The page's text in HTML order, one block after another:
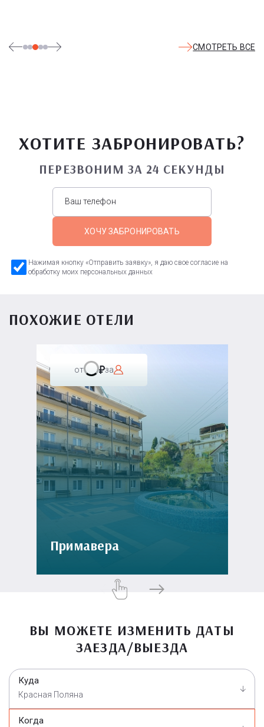
СМОТРЕТЬ ВСЕ
ХОТИТЕ ЗАБРОНИРОВАТЬ?
ПЕРЕЗВОНИМ ЗА 24 СЕКУНДЫ
ХОЧУ ЗАБРОНИРОВАТЬ
Нажимая кнопку «Отправить заявку», я даю свое согласие на
обработку моих персональных данных
ПОХОЖИЕ ОТЕЛИ
от за
Примавера
ВЫ МОЖЕТЕ ИЗМЕНИТЬ ДАТЫ
ЗАЕЗДА/ВЫЕЗДА
Куда
Красная Поляна
Когда